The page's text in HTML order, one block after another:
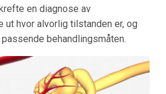
en diagnose av
ut hvor alvorlig tilstanden er, og
behandlingsmåten.